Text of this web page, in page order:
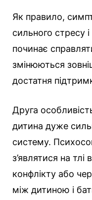
Як правило,
сильного стресу
починає
змінюються
достатня
Друга
дитина дуже
систему.
з’являтися на тлі
конфлікту або
між дитиною і